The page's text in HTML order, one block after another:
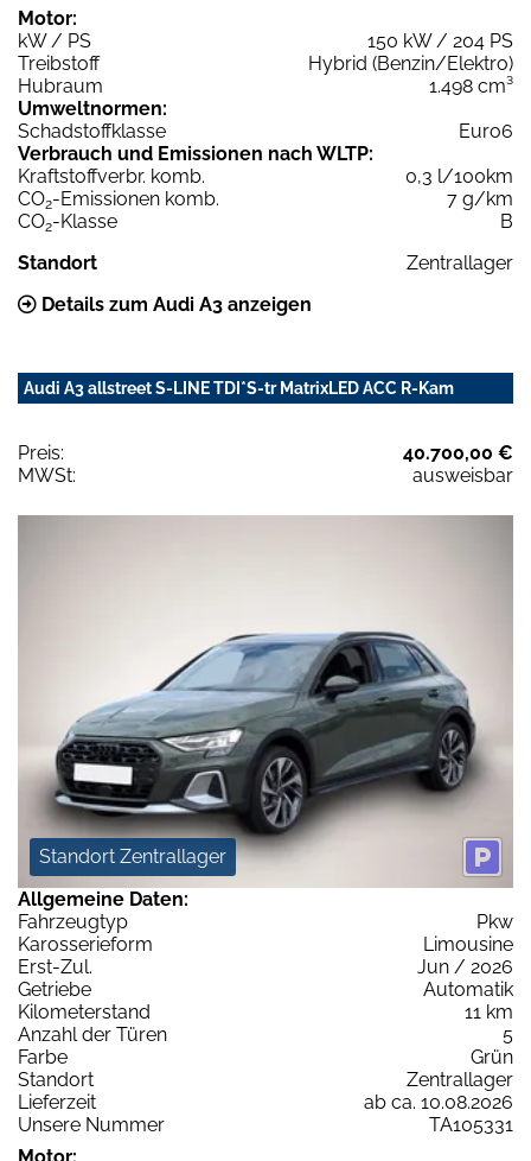
Motor:
kW / PS
150 kW / 204 PS
Treibstoff
Hybrid (Benzin/Elektro)
Hubraum
1.498 cm³
Umweltnormen:
Schadstoffklasse
Euro6
Verbrauch und Emissionen nach WLTP:
Kraftstoffverbr. komb.
0,3 l/100km
CO2-Emissionen komb.
7 g/km
CO2-Klasse
B
Standort
Zentrallager
Details zum Audi A3 anzeigen
Audi A3 allstreet S-LINE TDI*S-tr MatrixLED ACC R-Kam
Preis:
40.700,00 €
MWSt:
ausweisbar
Standort Zentrallager
Allgemeine Daten:
Fahrzeugtyp
Pkw
Karosserieform
Limousine
Erst-Zul.
Jun / 2026
Getriebe
Automatik
Kilometerstand
11 km
Anzahl der Türen
5
Farbe
Grün
Standort
Zentrallager
Lieferzeit
ab ca. 10.08.2026
Unsere Nummer
TA105331
Motor: